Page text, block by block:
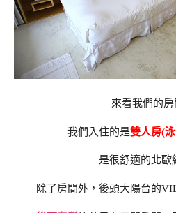
來看我們的房
我們入住的是雙人房(
是很舒適的北歐
除了房間外，後頭大陽台的